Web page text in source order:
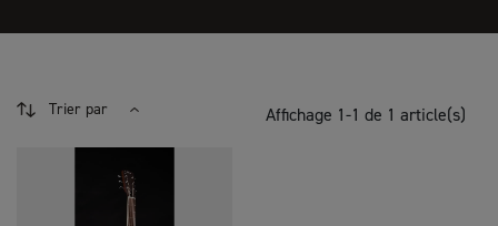
Trier par Affichage 1-1 de 1 article(s)